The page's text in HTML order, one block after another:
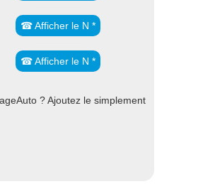
☎ Afficher le N *
☎ Afficher le N *
? Ajoutez le simplement